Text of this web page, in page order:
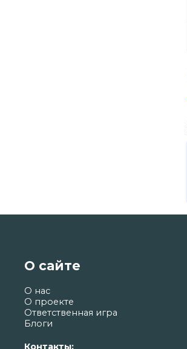
О сайте
О нас
О проекте
Ответственная игра
Блоги